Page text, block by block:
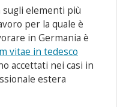
elementi più
per la quale è
in Germania è
vitae in tedesco
accettati nei casi in
estera